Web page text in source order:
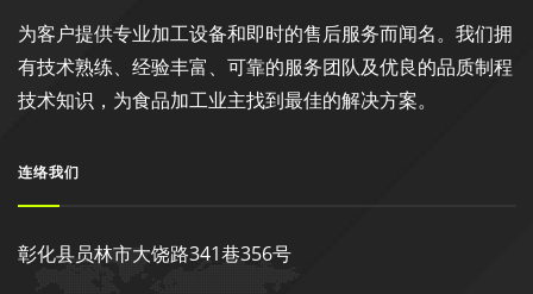
为客户提供专业加工设备和即时的售后服务而闻名。我们拥
有技术熟练、经验丰富、可靠的服务团队及优良的品质制程
技术知识，为食品加工业主找到最佳的解决方案。
连络我们
彰化县员林市大饶路341巷356号